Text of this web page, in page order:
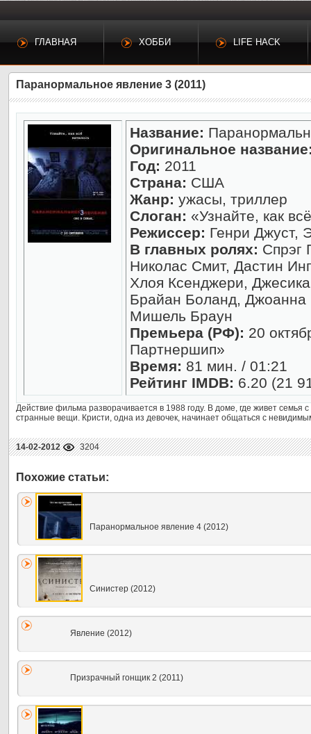
ГЛАВНАЯ ХОББИ LIFE HACK
Паранормальное явление 3 (2011)
Название:
Оригинальное
Год: 2011
Страна: США
Жанр: ужасы, триллер
Слоган: «Узнайте, как
Режиссер: Генри Джуст,
В главных ролях: Спрэг
Николас Смит, Дастин
Хлоя Ксенджери,
Брайан Боланд,
Мишель Браун
Премьера (РФ): 20
Партнершип»
Время: 81 мин. / 01:21
Рейтинг IMDB: 6.20 (21
Действие фильма разворачивается в 1988 году. В доме, где живет семья
странные вещи. Кристи, одна из девочек, начинает общаться с
14-02-2012 3204
Паранормальное явление 4 (2012)
Синистер (2012)
Явление (2012)
Призрачный гонщик 2 (2011)